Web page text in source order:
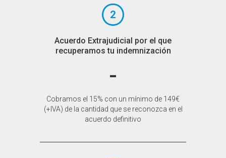
2
Acuerdo Extrajudicial por el que
recuperamos tu indemnización
-
Cobramos el 15% con un mínimo de 149€
(+IVA) de la cantidad que se reconozca en el
acuerdo definitivo